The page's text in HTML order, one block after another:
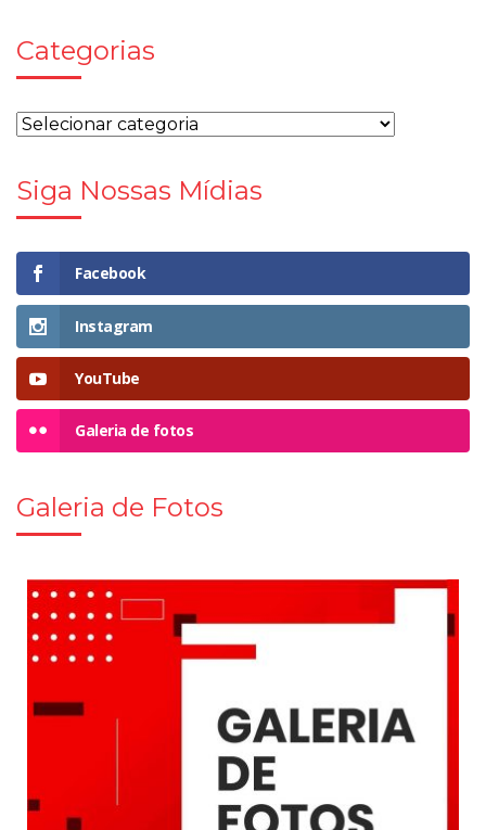
Categorias
Siga Nossas Mídias
Facebook
Instagram
YouTube
Galeria de fotos
Galeria de Fotos